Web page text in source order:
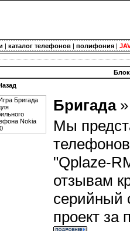
|каталог телефонов |полифония |
Бригада
Мы
"Qplaze-
отзывам
серийный
проект за